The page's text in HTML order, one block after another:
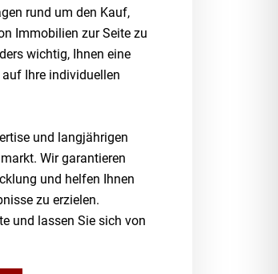
rund um den Kauf,
Immobilien zur Seite zu
wichtig, Ihnen eine
Ihre individuellen
und langjährigen
Wir garantieren
und helfen Ihnen
zu erzielen.
und lassen Sie sich von